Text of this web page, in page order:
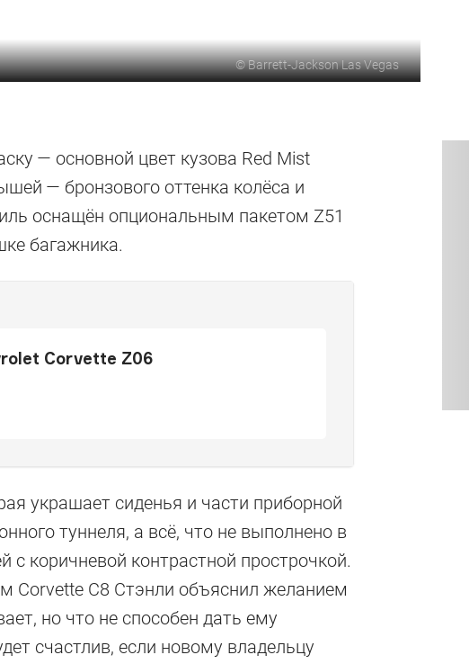
©Barrett-Jackson Las Vegas
— основной цвет кузова Red Mist
— бронзового оттенка колёса и
оснащён опциональным пакетом Z51
багажника.
Corvette Z06
украшает сиденья и части приборной
туннеля, а всё, что не выполнено в
коричневой контрастной прострочкой.
Corvette C8 Стэнли объяснил желанием
но что не способен дать ему
счастлив, если новому владельцу